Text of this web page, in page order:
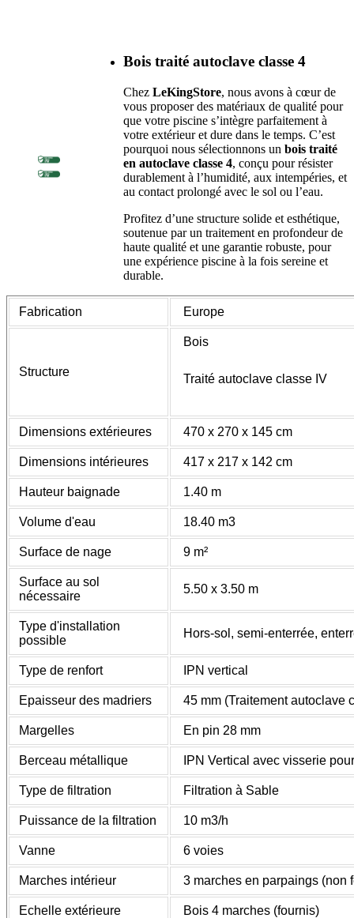
Bois traité autoclave classe 4
Chez LeKingStore, nous avons à cœur de
vous proposer des matériaux de qualité pour
que votre piscine s’intègre parfaitement à
votre extérieur et dure dans le temps. C’est
pourquoi nous sélectionnons un bois traité
en autoclave classe 4, conçu pour résister
durablement à l’humidité, aux intempéries, et
au contact prolongé avec le sol ou l’eau.
Profitez d’une structure solide et esthétique,
soutenue par un traitement en profondeur de
haute qualité et une garantie robuste, pour
une expérience piscine à la fois sereine et
durable.
Fabrication Europe
Structure
Bois
Traité autoclave classe IV
Dimensions extérieures 470 x 270 x 145 cm
Dimensions intérieures 417 x 217 x 142 cm
Hauteur baignade 1.40 m
Volume d'eau 18.40 m3
Surface de nage 9 m²
Surface au sol
nécessaire
5.50 x 3.50 m
Type d'installation
possible
Hors-sol, semi-enterrée,
Type de renfort IPN vertical
Epaisseur des madriers 45 mm (Traitement autoclave
Margelles En pin 28 mm
Berceau métallique IPN Vertical avec visserie
Type de filtration Filtration à Sable
Puissance de la filtration 10 m3/h
Vanne 6 voies
Marches intérieur 3 marches en parpaings (non
Echelle extérieure Bois 4 marches (fournis)